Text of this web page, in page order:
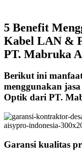
5 Benefit
Kabel LAN &
PT. Mabruka
Berikut ini
menggunakan
Optik dari PT.
Garansi kualitas